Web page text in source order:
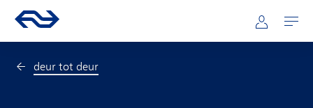
Direct naar hoofdinhoud
Hoofdnavigatie
Ga naar de homepage van ns.nl Mijn NS
Openen
deur tot deur